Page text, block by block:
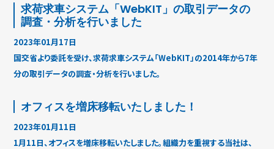
求荷求車システム「WebKIT」の取引データの
調査・分析を行いました
2023年01月17日
国交省より委託を受け、求荷求車システム「WebKIT」の2014年から7年
分の取引データの調査・分析を行いました。
オフィスを増床移転いたしました！
2023年01月11日
1月11日、オフィスを増床移転いたしました。組織力を重視する当社は、